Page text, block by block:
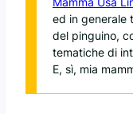
ed in generale
del pinguino,
tematiche di
E, sì, mia